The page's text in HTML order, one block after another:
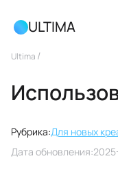
ULTIMA
Ultima /
Рубрика:Для новых
Дата обновления: